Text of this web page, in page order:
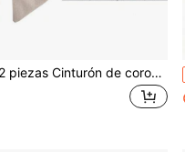
1 pieza/2 piezas Cinturón de corona floral bohemia, adecuado para la puerta principal - Cinturón de estilo rústico de arpillera, se puede usar para ventanas o paredes de estilo granja, cinturón de unicolor en blanco, patrón de letras bordadas DIY, decorar patio, porche, hogar, decoración navideña, regalo navideño para el hogar